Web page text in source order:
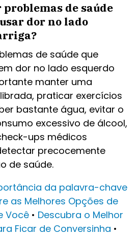
de saúde
dor no lado
de saúde que
dor no lado esquerdo
manter uma
praticar exercícios
bastante água, evitar o
excessivo de álcool,
ups médicos
precocemente
de saúde.
da palavra-chave
as Melhores Opções de
Você • Descubra o Melhor
Ficar de Conversinha •